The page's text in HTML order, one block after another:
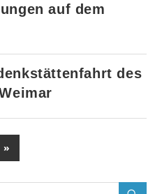
auf dem
des
Nächste
Beiträge
»